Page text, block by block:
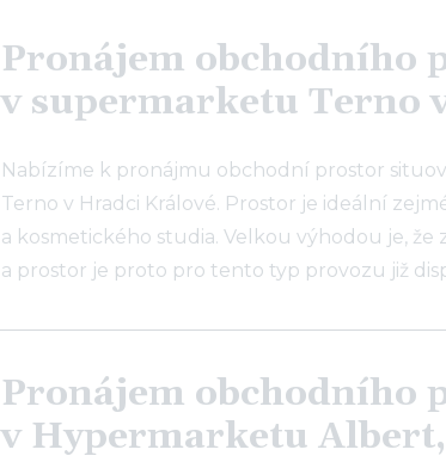
Pronájem obchodního
v supermarketu Terno
Nabízíme k pronájmu obchodní prostor
Terno v Hradci Králové. Prostor je ideální
a kosmetického studia. Velkou výhodou je,
a prostor je proto pro tento typ provozu již
Pronájem obchodního
v Hypermarketu